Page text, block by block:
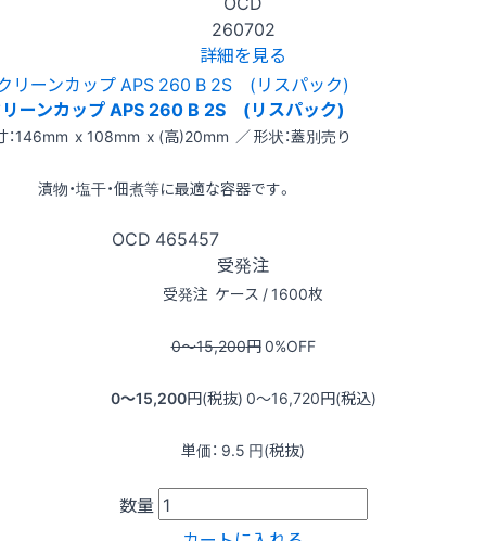
260702
詳細を見る
ーンカップ APS 260 B 2S (リスパック)
：146mm x 108mm x (高)20mm ／ 形状：蓋別売り
漬物・塩干・佃煮等に最適な容器です。
OCD 465457
受発注
受発注 ケース / 1600枚
0〜15,200円0%OFF
0〜15,200円(税抜) 0〜16,720円(税込)
単価： 9.5 円(税抜)
数量